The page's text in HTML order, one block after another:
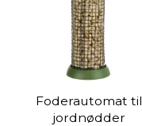
Foderautomat til
jordnødder